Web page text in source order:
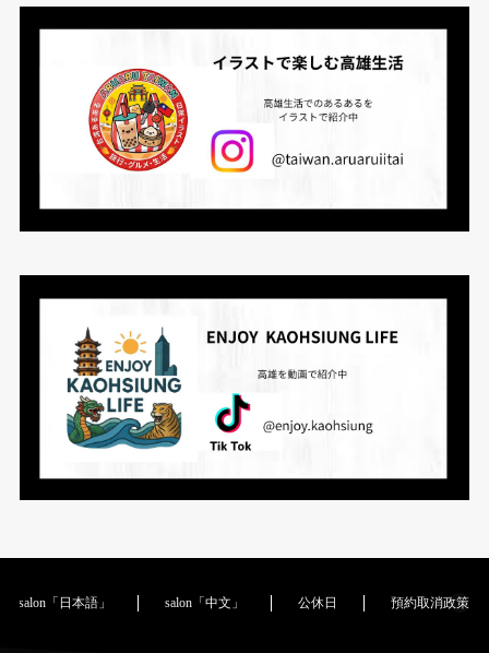
salon「日本語」 salon「中文」 公休日 預約取消政策｜